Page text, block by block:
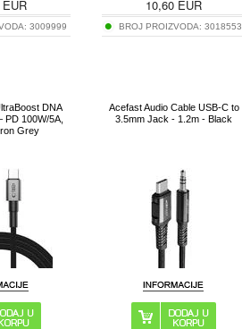
EUR
3009999
10,60 EUR
BROJ PROIZVODA:3018553
DNA
PD 100W/5A,
Grey
Acefast Audio Cable USB-C to
3.5mm Jack - 1.2m - Black